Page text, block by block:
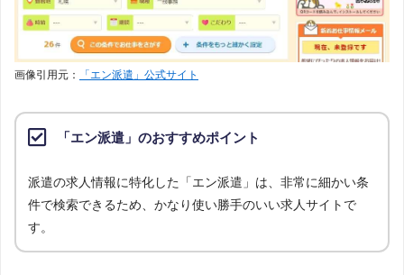
画像引用元： 「エン派遣」公式サイト
「エン派遣」のおすすめポイント
派遣の求人情報に特化した「エン派遣」は、非常に細かい条
件で検索できるため、かなり使い勝手のいい求人サイトで
す。